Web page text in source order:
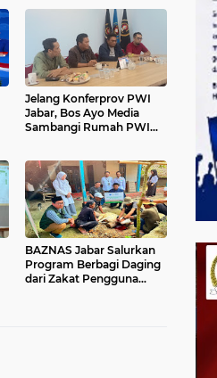
Jelang Konferprov PWI
Jabar, Bos Ayo Media
Sambangi Rumah PWI
BAZNAS Jabar Salurkan
Program Berbagi Daging
dari Zakat Pengguna